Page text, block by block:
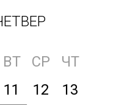
ВТ СР
ЧТ
11 12 13